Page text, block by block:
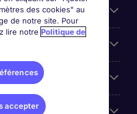
des cookies" au
de notre site. Pour
lire notre Politique de
accepter